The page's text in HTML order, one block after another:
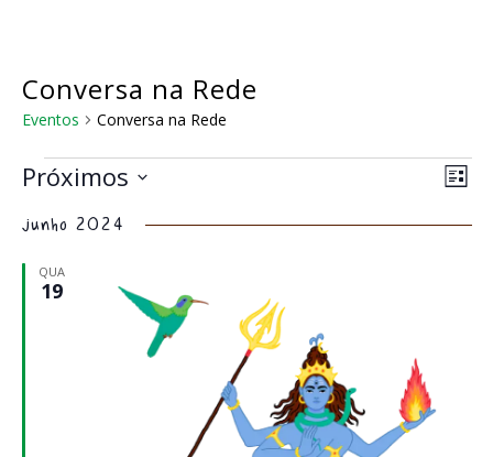
contentConversa na Rede
Eventos Conversa na Rede
Eventos
de
do
Lista
Próximos
a
junho 2024
QUA
19